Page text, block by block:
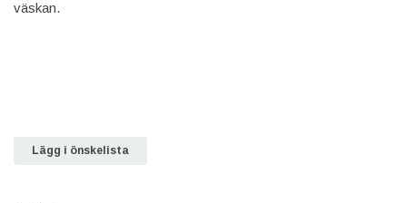
väskan.
Lägg i önskelista